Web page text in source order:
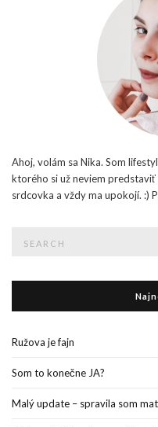
Ahoj, volám sa Nika. Som
ktorého si už neviem
srdcovka a vždy ma upokojí. :)
Ružova je fajn
Som to konečne JA?
Malý update – spravila som